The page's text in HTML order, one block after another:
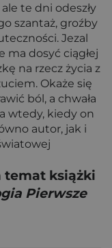
te dni odeszły
szantaż, groźby
Jezal
ma dosyć ciągłej
na rzecz życia z
Okaże się
ból, a chwała
wtedy, kiedy on
autor, jak i
temat książki
Pierwsze